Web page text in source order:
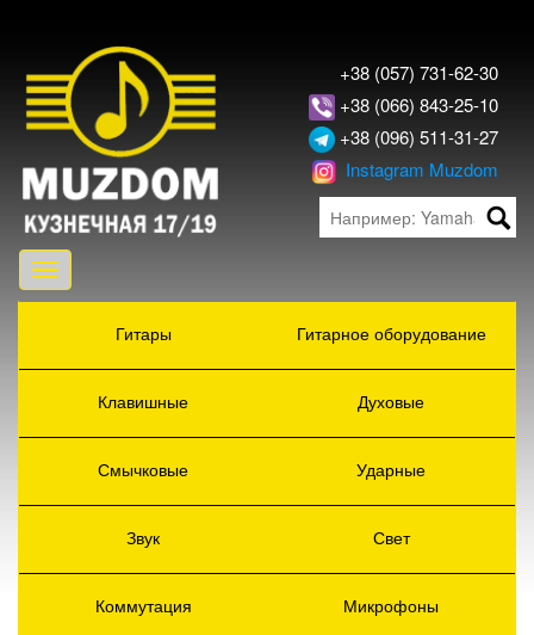
+38 (057) 731-62-30
+38 (066) 843-25-10
+38 (096) 511-31-27
Instagram Muzdom
Toggle
navigation
Гитары
Гитарное оборудование
Клавишные Духовые
Смычковые Ударные
Звук Свет
Коммутация Микрофоны